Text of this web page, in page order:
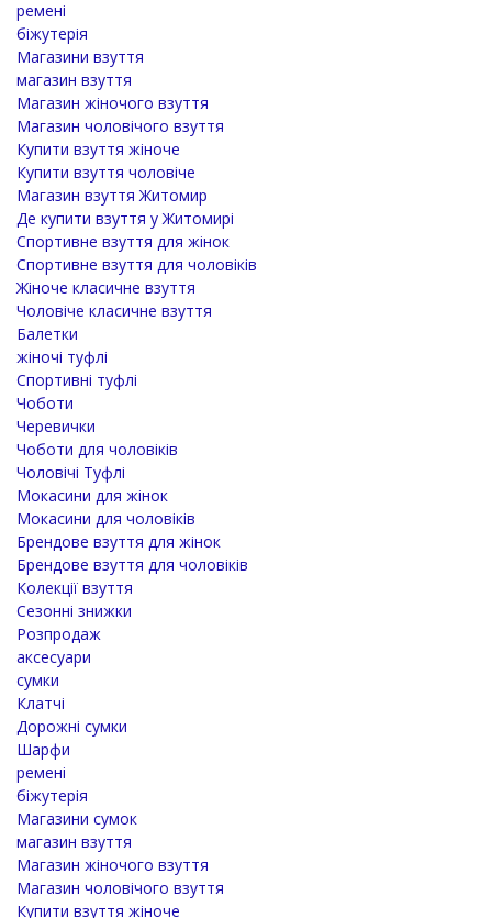
ремені
біжутерія
Магазини взуття
магазин взуття
Магазин жіночого взуття
Магазин чоловічого взуття
Купити взуття жіноче
Купити взуття чоловіче
Магазин взуття Житомир
Де купити взуття у Житомирі
Спортивне взуття для жінок
Спортивне взуття для чоловіків
Жіноче класичне взуття
Чоловіче класичне взуття
Балетки
жіночі туфлі
Спортивні туфлі
Чоботи
Черевички
Чоботи для чоловіків
Чоловічі Туфлі
Мокасини для жінок
Мокасини для чоловіків
Брендове взуття для жінок
Брендове взуття для чоловіків
Колекції взуття
Сезонні знижки
Розпродаж
аксесуари
сумки
Клатчі
Дорожні сумки
Шарфи
ремені
біжутерія
Магазини сумок
магазин взуття
Магазин жіночого взуття
Магазин чоловічого взуття
Купити взуття жіноче